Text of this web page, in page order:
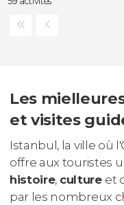
Les
et visites
Istanbul, la ville où
offre aux touristes
histoire, culture et
par les nombreux